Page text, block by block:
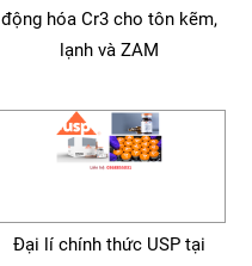
động hóa Cr3 cho tôn kẽm,
lạnh và ZAM
Đại lí chính thức USP tại